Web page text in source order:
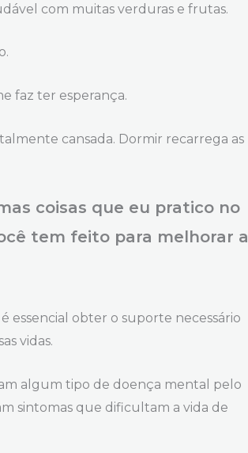
com muitas verduras e frutas.
faz ter esperança.
cansada. Dormir recarrega as
coisas que eu pratico no
tem feito para melhorar a
essencial obter o suporte necessário
vidas.
algum tipo de doença mental pelo
sintomas que dificultam a vida de